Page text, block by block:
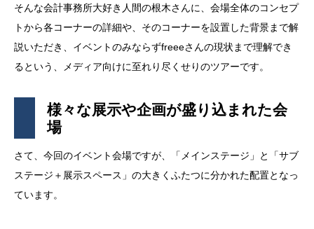
そんな会計事務所大好き人間の根木さんに、会場全体のコンセプ
トから各コーナーの詳細や、そのコーナーを設置した背景まで解
説いただき、イベントのみならずfreeeさんの現状まで理解でき
るという、メディア向けに至れり尽くせりのツアーです。
様々な展示や企画が盛り込まれた会
場
さて、今回のイベント会場ですが、「メインステージ」と「サブ
ステージ＋展示スペース」の大きくふたつに分かれた配置となっ
ています。